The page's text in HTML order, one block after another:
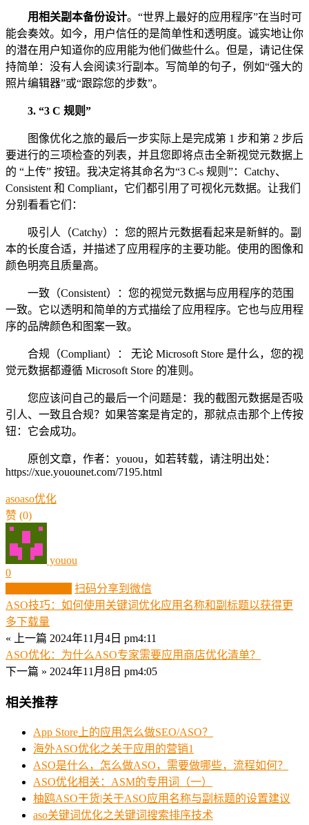
用相关副本备份设计。“世界上最好的应用程序”在当时可
能会奏效。如今，用户信任的是简单性和透明度。诚实地让你
的潜在用户知道你的应用能为他们做些什么。但是，请记住保
持简单：没有人会阅读3行副本。写简单的句子，例如“强大的
照片编辑器”或“跟踪您的步数”。
3. “3 C 规则”
图像优化之旅的最后一步实际上是完成第 1 步和第 2 步后
要进行的三项检查的列表，并且您即将点击全新视觉元数据上
的 “上传” 按钮。我决定将其命名为“3 C-s 规则”：Catchy、
Consistent 和 Compliant，它们都引用了可视化元数据。让我们
分别看看它们：
吸引人（Catchy）：您的照片元数据看起来是新鲜的。副
本的长度合适，并描述了应用程序的主要功能。使用的图像和
颜色明亮且质量高。
一致（Consistent）：您的视觉元数据与应用程序的范围
一致。它以透明和简单的方式描绘了应用程序。它也与应用程
序的品牌颜色和图案一致。
合规（Compliant）： 无论 Microsoft Store 是什么，您的视
觉元数据都遵循 Microsoft Store 的准则。
您应该问自己的最后一个问题是：我的截图元数据是否吸
引人、一致且合规？如果答案是肯定的，那就点击那个上传按
钮：它会成功。
原创文章，作者：youou，如若转载，请注明出处：
https://xue.youounet.com/7195.html
asoaso优化
赞 (0)
youou
0
扫码分享到微信
ASO技巧：如何使用关键词优化应用名称和副标题以获得更
多下载量
« 上一篇 2024年11月4日 pm4:11
ASO优化：为什么ASO专家需要应用商店优化清单？
下一篇 » 2024年11月8日 pm4:05
相关推荐
App Store上的应用怎么做SEO/ASO？
海外ASO优化之关于应用的营销1
ASO是什么，怎么做ASO，需要做哪些，流程如何？
ASO优化相关：ASM的专用词（一）
柚鸥ASO干货|关于ASO应用名称与副标题的设置建议
aso关键词优化之关键词搜索排序技术